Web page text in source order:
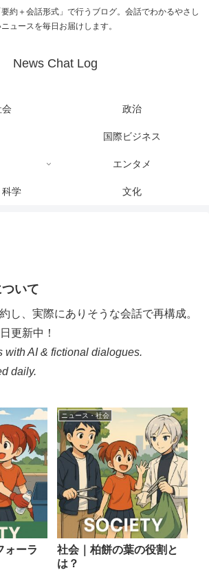
約＋会話形式」で行うブログ。会話でわかるやさし
ニュースを毎日お届けします。
News Chat Log
政治
国際ビジネス
エンタメ
科学 文化
いて
し、実際にありそうな会話で再構成。
更新中！
with AI & fictional dialogues.
daily.
ォーラ
ニュース・社会
社会｜柏餅の葉の役割と
は？